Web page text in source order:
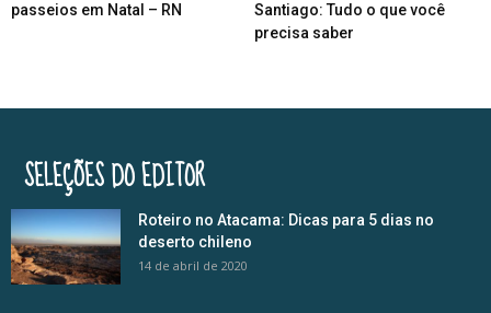
passeios em Natal – RN
Santiago: Tudo o que você
precisa saber
SELEÇÕES DO EDITOR
Roteiro no Atacama: Dicas para 5 dias no
deserto chileno
14 de abril de 2020